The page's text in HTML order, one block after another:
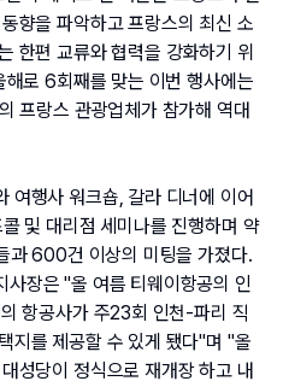
향을 파악하고 프랑스의 최신 소
한편 교류와 협력을 강화하기 위
로 6회째를 맞는 이번 행사에는
프랑스 관광업체가 참가해 역대
여행사 워크숍, 갈라 디너에 이어
및 대리점 세미나를 진행하며 약
과 600건 이상의 미팅을 가졌다.
장은 "올 여름 티웨이항공의 인
항공사가 주23회 인천-파리 직
지를 제공할 수 있게 됐다"며 "올
성당이 정식으로 재개장 하고 내